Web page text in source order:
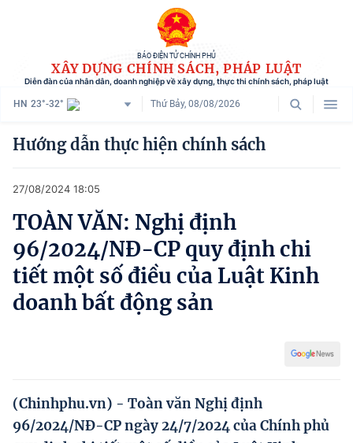
BÁO ĐIỆN TỬ CHÍNH PHỦ
XÂY DỰNG CHÍNH SÁCH, PHÁP LUẬT
Diễn đàn của nhân dân, doanh nghiệp về xây dựng, thực thi chính sách, pháp luật
HN 23°-32° Thứ Bảy, 08/08/2026
Danh mục
Tham vấn chính sách
Người dân góp ý
Doanh nghiệp hiến kế
Phát triển kinh tế tư nhân và doanh nghiệp dân tộc
Ocop và chuỗi giá trị Nông sản
Hướng dẫn thực hiện chính sách
27/08/2024 18:05
TOÀN VĂN: Nghị định
96/2024/NĐ-CP quy định chi
tiết một số điều của Luật Kinh
doanh bất động sản
(Chinhphu.vn) - Toàn văn Nghị định
96/2024/NĐ-CP ngày 24/7/2024 của Chính phủ